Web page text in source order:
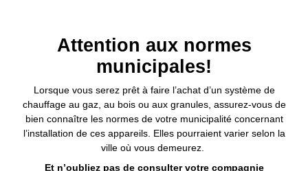
Attention aux normes
municipales!
Lorsque vous serez prêt à faire l’achat d’un système de
chauffage au gaz, au bois ou aux granules, assurez-vous de
bien connaître les normes de votre municipalité concernant
l’installation de ces appareils. Elles pourraient varier selon la
ville où vous demeurez.
Et n’oubliez pas de consulter votre compagnie